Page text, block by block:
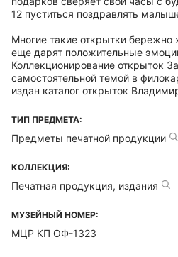
12 пуститься поздравлять
Многие такие открытки бережно
еще дарят положительные
Коллекционирование открыток
самостоятельной темой в
издан каталог открыток
ТИП ПРЕДМЕТА:
Предметы печатной продукции
КОЛЛЕКЦИЯ:
Печатная продукция, издания
МУЗЕЙНЫЙ НОМЕР:
МЦР КП ОФ-1323